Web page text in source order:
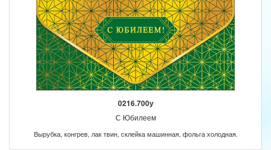
0216.700у
С Юбилеем
Вырубка, конгрев, лак твин, склейка машинная, фольга холодная.